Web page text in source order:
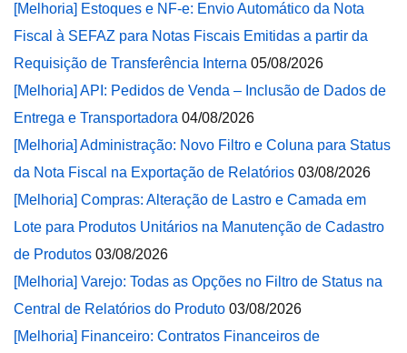
[Melhoria] Estoques e NF-e: Envio Automático da Nota
Fiscal à SEFAZ para Notas Fiscais Emitidas a partir da
Requisição de Transferência Interna 05/08/2026
[Melhoria] API: Pedidos de Venda – Inclusão de Dados de
Entrega e Transportadora 04/08/2026
[Melhoria] Administração: Novo Filtro e Coluna para Status
da Nota Fiscal na Exportação de Relatórios 03/08/2026
[Melhoria] Compras: Alteração de Lastro e Camada em
Lote para Produtos Unitários na Manutenção de Cadastro
de Produtos 03/08/2026
[Melhoria] Varejo: Todas as Opções no Filtro de Status na
Central de Relatórios do Produto 03/08/2026
[Melhoria] Financeiro: Contratos Financeiros de